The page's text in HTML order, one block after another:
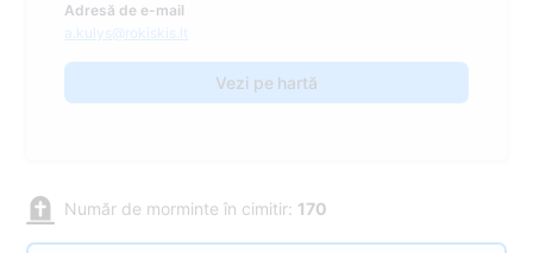
Adresă de e-mail
a.kulys@rokiskis.lt
Vezi pe hartă
Număr de morminte în cimitir: 170